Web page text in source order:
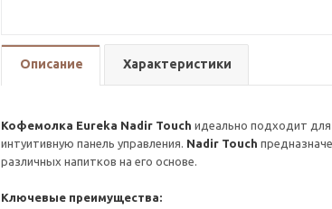
Описание Характеристики
Кофемолка Eureka Nadir Touch идеально подходит
интуитивную панель управления. Nadir Touch
различных напитков на его основе.
Ключевые преимущества: